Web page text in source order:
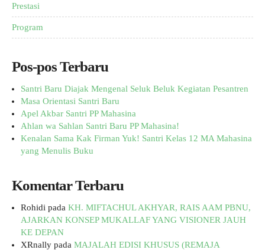
Prestasi
Program
Pos-pos Terbaru
Santri Baru Diajak Mengenal Seluk Beluk Kegiatan Pesantren
Masa Orientasi Santri Baru
Apel Akbar Santri PP Mahasina
Ahlan wa Sahlan Santri Baru PP Mahasina!
Kenalan Sama Kak Firman Yuk! Santri Kelas 12 MA Mahasina
yang Menulis Buku
Komentar Terbaru
Rohidi pada KH. MIFTACHUL AKHYAR, RAIS AAM PBNU,
AJARKAN KONSEP MUKALLAF YANG VISIONER JAUH
KE DEPAN
XRnally pada MAJALAH EDISI KHUSUS (REMAJA